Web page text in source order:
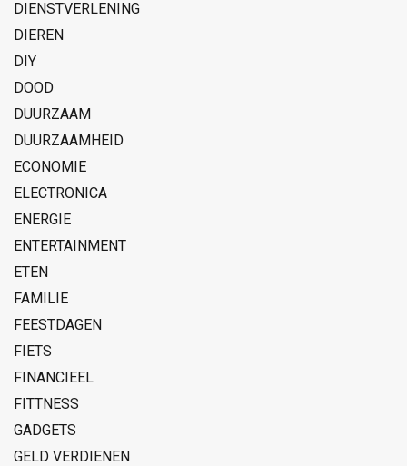
DIENSTVERLENING
DIEREN
DIY
DOOD
DUURZAAM
DUURZAAMHEID
ECONOMIE
ELECTRONICA
ENERGIE
ENTERTAINMENT
ETEN
FAMILIE
FEESTDAGEN
FIETS
FINANCIEEL
FITTNESS
GADGETS
GELD VERDIENEN